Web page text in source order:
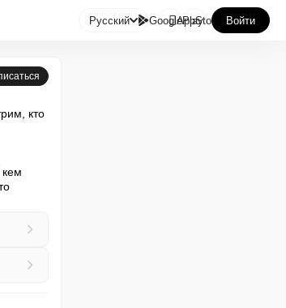
Русский GooglePlay
AppStore Войти
кто